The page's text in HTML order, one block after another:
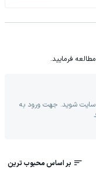
مطالعه فرمایید.
سایت شوید. جهت ورود به
بر اساس محبوب ترین